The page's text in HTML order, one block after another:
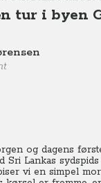
tur i byen
og dagens
Sri Lankas
vi en simpel